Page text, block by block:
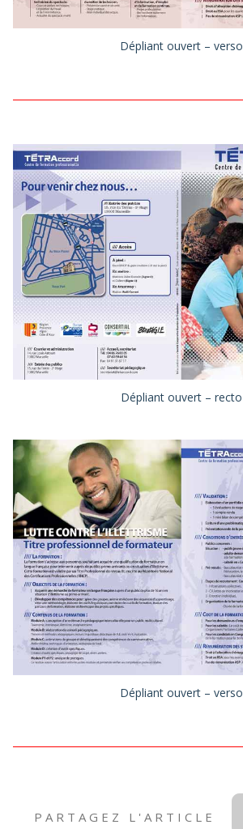
Dépliant ouvert – verso
Dépliant ouvert – recto
Dépliant ouvert – verso
PARTAGEZ L'ARTICLE